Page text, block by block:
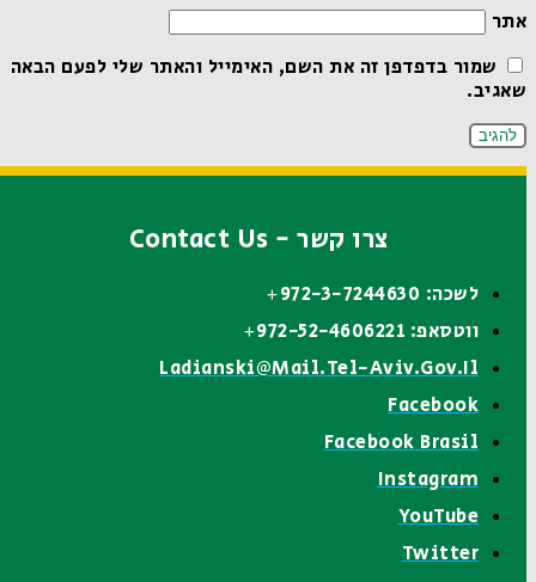
אתר
שמור בדפדפן זה את השם, האימייל והאתר שלי לפעם הבאה
שאגיב.
צרו קשר - Contact Us
לשכה: 972-3-7244630+
ווטסאפ: 972-52-4606221+
Ladianski@mail.tel-Aviv.gov.il
Facebook
Facebook Brasil
Instagram
YouTube
Twitter